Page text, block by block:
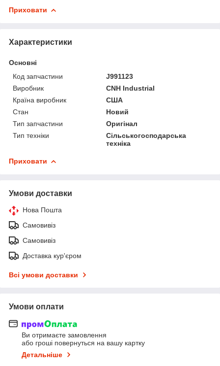
Приховати
Характеристики
Основні
Код запчастини
J991123
Виробник
CNH Industrial
Країна виробник
США
Стан
Новий
Тип запчастини
Оригінал
Тип техніки
Сільськогосподарська
техніка
Приховати
Умови доставки
Нова Пошта
Самовивіз
Самовивіз
Доставка кур'єром
Всі умови доставки
Умови оплати
Ви отримаєте замовлення
або гроші повернуться на вашу картку
Детальніше